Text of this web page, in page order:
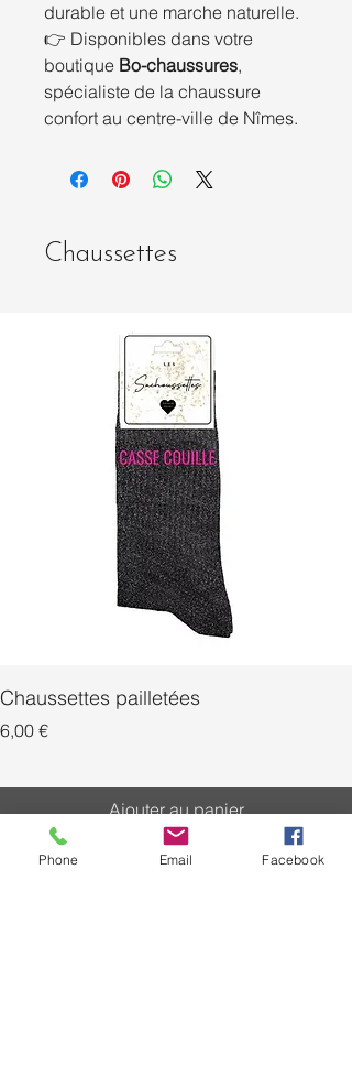
durable et une marche naturelle.
👉 Disponibles dans votre
boutique Bo-chaussures,
spécialiste de la chaussure
confort au centre-ville de Nîmes.
Chaussettes
Chaussettes pailletées
Prix
6,00 €
Ajouter au panier
Phone Email Facebook